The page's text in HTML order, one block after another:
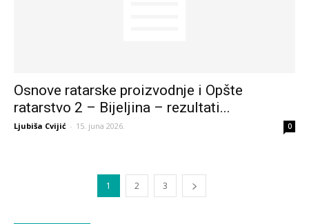
Osnove ratarske proizvodnje i Opšte
ratarstvo 2 – Bijeljina – rezultati...
Ljubiša Cvijić - 15. juna 2026. 0
1 2 3